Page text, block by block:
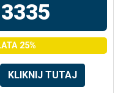
25%
KLIKNIJ TUTAJ